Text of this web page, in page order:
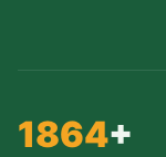
1864+